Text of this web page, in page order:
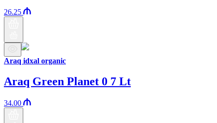
26.25
Araq idxal organic
Araq Green Planet 0 7 Lt
34.00